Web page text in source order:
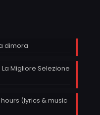
dimora
La Migliore Selezione
(lyrics & music